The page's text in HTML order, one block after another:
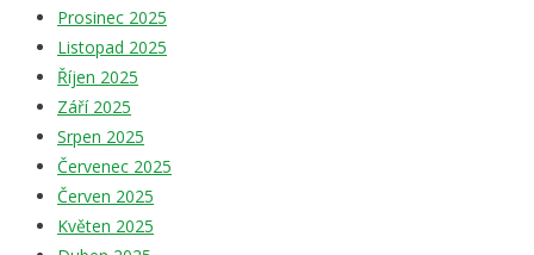
Prosinec 2025
Listopad 2025
Říjen 2025
Září 2025
Srpen 2025
Červenec 2025
Červen 2025
Květen 2025